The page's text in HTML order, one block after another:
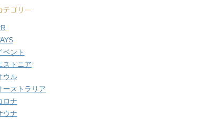
テゴリー
ベント
ストニア
ウル
ーストラリア
ロナ
ウナ